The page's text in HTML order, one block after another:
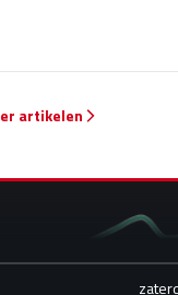
artikelen